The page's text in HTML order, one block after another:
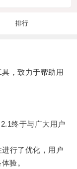
排行
，致力于帮助用
终于与广大用户
行了优化，用户
验。